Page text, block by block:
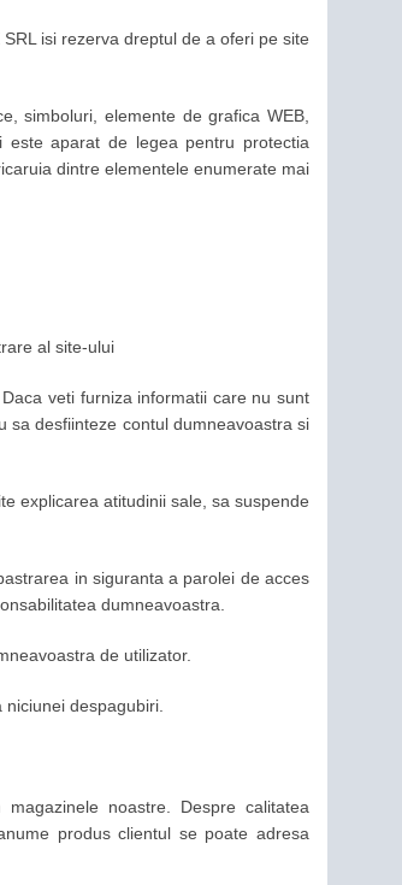
isi rezerva dreptul de a oferi pe site
simboluri, elemente de grafica WEB,
este aparat de legea pentru protectia
dintre elementele enumerate mai
al site-ului
veti furniza informatii care nu sunt
sa desfiinteze contul dumneavoastra si
explicarea atitudinii sale, sa suspende
in siguranta a parolei de acces
dumneavoastra.
de utilizator.
despagubiri.
noastre. Despre calitatea
produs clientul se poate adresa